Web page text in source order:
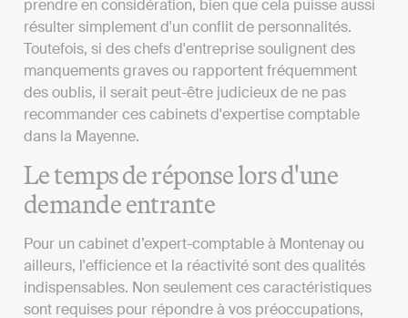
prendre en considération, bien que cela puisse aussi
résulter simplement d'un conflit de personnalités.
Toutefois, si des chefs d'entreprise soulignent des
manquements graves ou rapportent fréquemment
des oublis, il serait peut-être judicieux de ne pas
recommander ces cabinets d'expertise comptable
dans la Mayenne.
Le temps de réponse lors d'une
demande entrante
Pour un cabinet d’expert-comptable à Montenay ou
ailleurs, l'efficience et la réactivité sont des qualités
indispensables. Non seulement ces caractéristiques
sont requises pour répondre à vos préoccupations,